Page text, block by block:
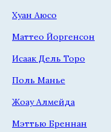
Хуан Аюсо
Маттео Йоргенсон
Исаак Дель Торо
Поль Манье
Жоау Алмейда
Мэттью Бреннан